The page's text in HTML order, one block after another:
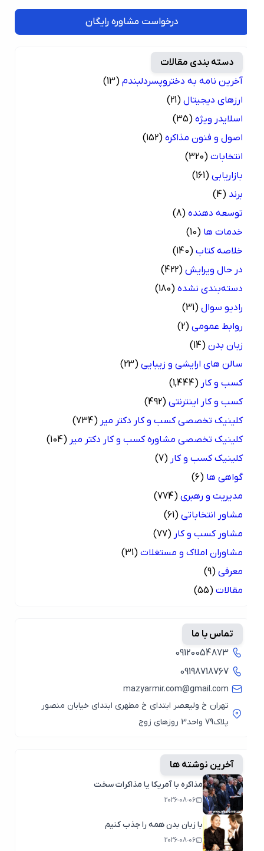
درخواست مشاوره رایگان
دسته بندی مقالات
آخرین نامه به دختروپسردلبندم (13)
ارزهای دیجیتال (21)
اسلایدر ویژه (35)
اصول و فنون مذاکره (152)
انتخابات (320)
بازاریابی (161)
(4)
توسعه دهنده (8)
خدمات ها (10)
خلاصه کتاب (140)
در حال ویرایش (422)
دسته‌بندی نشده (180)
رادیو سوال (31)
روابط عمومی (2)
زبان بدن (14)
سالن های ارایشی و زیبایی (23)
کسب و کار (1,444)
کسب و کار اینترنتی (492)
کلینیک تخصصی کسب و کار دکتر میر (734)
کلینیک تخصصی مشاوره کسب و کار دکتر میر (104)
کلینیک کسب و کار (7)
گواهی ها (6)
مدیریت و رهبری (774)
مشاور انتخاباتی (61)
مشاور کسب و کار (77)
مشاوران املاک و مستغلات (31)
معرفی (9)
مقالات (55)
تماس با ما
09120054873
09198718767
mazyarmir.com@gmail.com
تهران خ ولیعصر ابتدای خ مطهری ابتدای خیابان منصور
آخرین نوشته ها
مذاکره با آمریکا یا مذاکرات سخت
2026-08-06
با زبان بدن همه را جذب کنیم
2026-08-06